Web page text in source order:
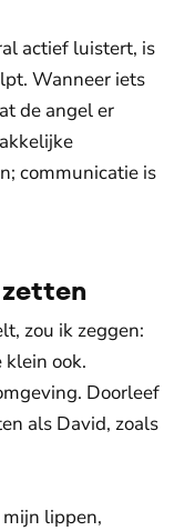
actief luistert, is
Wanneer iets
de angel er
communicatie is
zou ik zeggen:
ook.
Doorleef
als David, zoals
lippen,